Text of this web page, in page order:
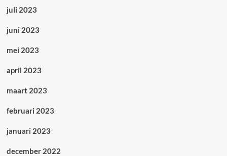
juli 2023
juni 2023
mei 2023
april 2023
maart 2023
februari 2023
januari 2023
december 2022